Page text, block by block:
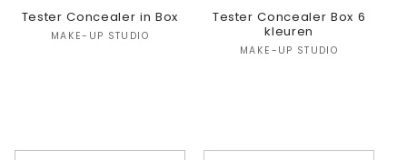
Tester Concealer in Box
Verkoper:
MAKE-UP STUDIO
Tester Concealer Box 6
kleuren
Verkoper:
MAKE-UP STUDIO